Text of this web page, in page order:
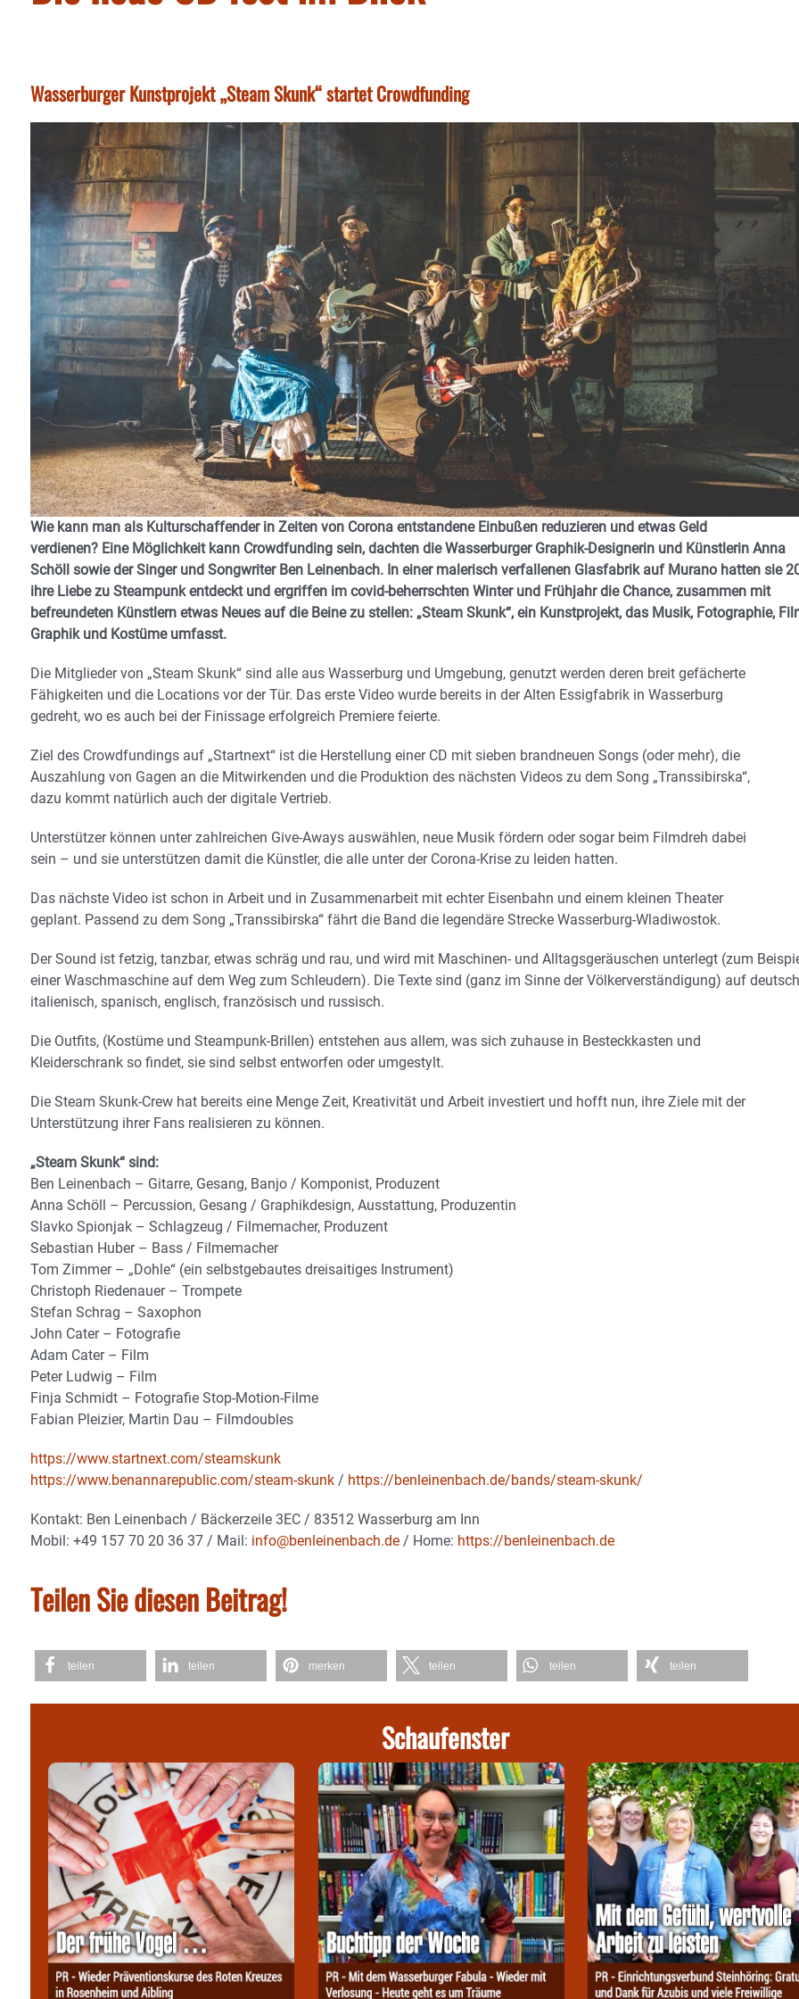
Wasserburger Kunstprojekt „Steam Skunk“ startet Crowdfunding
Wie kann man als Kulturschaffender in Zeiten von Corona entstandene Einbußen reduzieren und etwas Geld
verdienen? Eine Möglichkeit kann Crowdfunding sein, dachten die Wasserburger Graphik-Designerin und Künstlerin Anna
Schöll sowie derSinger und Songwriter Ben Leinenbach. In einer malerisch verfallenen Glasfabrik auf Murano hatten sie
ihre Liebezu Steampunk entdeckt und ergriffen im covid-beherrschten Winter und Frühjahr die Chance, zusammen mit
befreundeten Künstlern etwas Neues auf die Beine zu stellen: „Steam Skunk“, ein Kunstprojekt, das Musik, Fotographie,
Graphik und Kostüme umfasst.
Die Mitglieder von „Steam Skunk“ sind alle aus Wasserburg und Umgebung, genutzt werden deren breit gefächerte
Fähigkeiten und die Locations vor der Tür. Das erste Video wurde bereits in der Alten Essigfabrik in Wasserburg
gedreht, wo es auch bei der Finissage erfolgreich Premiere feierte.
Ziel des Crowdfundings auf „Startnext“ ist die Herstellung einer CD mit sieben brandneuen Songs (oder mehr), die
Auszahlung von Gagen an die Mitwirkenden und die Produktion des nächsten Videos zu dem Song „Transsibirska“,
dazu kommt natürlich auch der digitale Vertrieb.
Unterstützer können unter zahlreichen Give-Aways auswählen, neue Musik fördern oder sogar beim Filmdreh dabei
sein – und sie unterstützen damit die Künstler, die alle unter der Corona-Krise zu leiden hatten.
Das nächste Video ist schon in Arbeit und in Zusammenarbeit mit echter Eisenbahn und einem kleinen Theater
geplant. Passend zu dem Song „Transsibirska“ fährt die Band die legendäre Strecke Wasserburg-Wladiwostok.
Der Sound ist fetzig, tanzbar, etwas schräg und rau, und wird mit Maschinen- und Alltagsgeräuschen unterlegt (zum
einer Waschmaschine auf dem Weg zum Schleudern). Die Texte sind (ganz im Sinne der Völkerverständigung) auf
italienisch, spanisch, englisch, französisch und russisch.
Die Outfits, (Kostüme und Steampunk-Brillen) entstehen aus allem, was sich zuhause in Besteckkasten und
Kleiderschrank so findet, sie sind selbst entworfen oder umgestylt.
Die Steam Skunk-Crew hat bereits eine Menge Zeit, Kreativität und Arbeit investiert und hofft nun, ihre Ziele mit der
Unterstützung ihrer Fans realisieren zu können.
„Steam Skunk“ sind:
Ben Leinenbach – Gitarre, Gesang, Banjo / Komponist, Produzent
Anna Schöll – Percussion, Gesang / Graphikdesign, Ausstattung, Produzentin
Slavko Spionjak – Schlagzeug / Filmemacher, Produzent
Sebastian Huber – Bass / Filmemacher
Tom Zimmer – „Dohle“ (ein selbstgebautes dreisaitiges Instrument)
Christoph Riedenauer – Trompete
Stefan Schrag – Saxophon
John Cater – Fotografie
Adam Cater – Film
Peter Ludwig – Film
Finja Schmidt – Fotografie Stop-Motion-Filme
Fabian Pleizier, Martin Dau – Filmdoubles
https://www.startnext.com/steamskunk
https://www.benannarepublic.com/steam-skunk / https://benleinenbach.de/bands/steam-skunk/
Kontakt: Ben Leinenbach / Bäckerzeile 3EC / 83512 Wasserburg am Inn
Mobil: +49 157 70 20 36 37 / Mail: info@benleinenbach.de / Home: https://benleinenbach.de
Teilen Sie diesen Beitrag!
teilen teilen merken teilen teilen teilen
Schaufenster